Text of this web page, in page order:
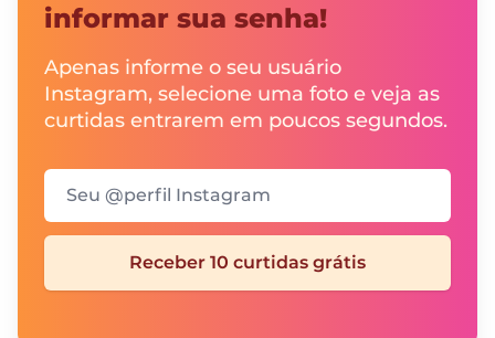
informar sua senha!
Apenas informe o seu usuário
Instagram, selecione uma foto e veja as
curtidas entrarem em poucos segundos.
Seu @perfil Instagram
Receber 10 curtidas grátis